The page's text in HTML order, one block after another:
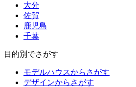
大分
佐賀
鹿児島
千葉
目的別でさがす
モデルハウスからさがす
デザインからさがす